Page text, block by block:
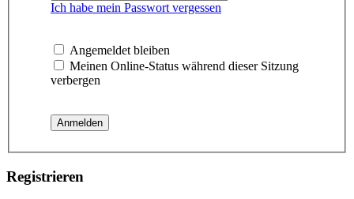
Ich habe mein Passwort vergessen
Angemeldet bleiben
Meinen Online-Status während dieser Sitzung
verbergen
Registrieren